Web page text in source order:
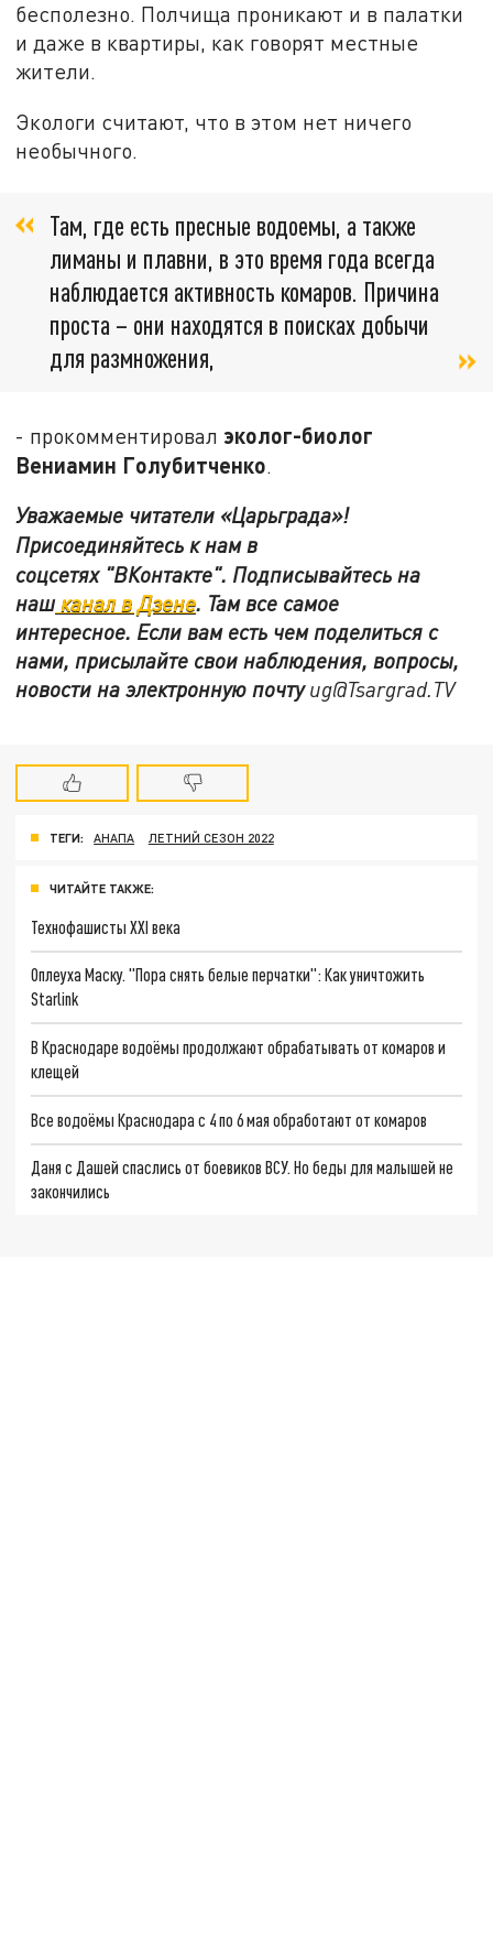
бесполезно. Полчища проникают и в палатки
и даже в квартиры, как говорят местные
жители.
Экологи считают, что в этом нет ничего
необычного.
Там, где есть пресные водоемы, а также
лиманы и плавни, в это время года всегда
наблюдается активность комаров. Причина
проста – они находятся в поисках добычи
для размножения,
- прокомментировалэколог-биолог
Вениамин Голубитченко.
Уважаемые читатели «Царьграда»!
Присоединяйтесь к нам в
соцсетях "ВКонтакте". Подписывайтесь на
нашканал в Дзене. Там все самое
интересное. Если вам есть чем поделиться с
нами, присылайте свои наблюдения, вопросы,
новости на электронную почтуug@Tsargrad.TV
ТЕГИ: АНАПА ЛЕТНИЙ СЕЗОН 2022
ЧИТАЙТЕ ТАКЖЕ:
Технофашисты XXI века
Оплеуха Маску. "Пора снять белые перчатки": Как уничтожить
Starlink
В Краснодаре водоёмы продолжают обрабатывать от комаров и
клещей
Все водоёмы Краснодара с 4 по 6 мая обработают от комаров
Даня с Дашей спаслись от боевиков ВСУ. Но беды для малышей не
закончились